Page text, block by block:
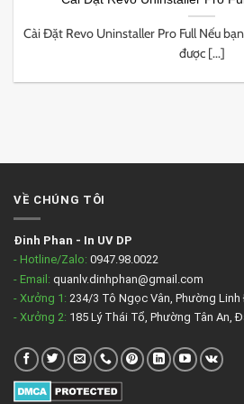
Cài Đặt Revo Uninstaller Pro Full Nếu
được [...]
VỀ CHÚNG TÔI
Đinh Phan - In UV DP
- Hotline/Zalo: 0947.98.0022
- Email: quanlv.dinhphan@gmail.com
- Xưởng 1: 234/3 Tô Ngọc Vân, Phường Linh
- Xưởng 2: 185 Lý Thái Tổ, Phường Tân An,